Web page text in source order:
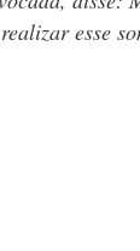
esse